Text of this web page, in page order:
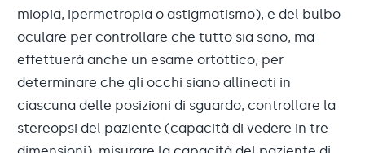
miopia, ipermetropia o astigmatismo), e del bulbo
oculare per controllare che tutto sia sano, ma
effettuerà anche un esame ortottico, per
determinare che gli occhi siano allineati in
ciascuna delle posizioni di sguardo, controllare la
stereopsi del paziente (capacità di vedere in tre